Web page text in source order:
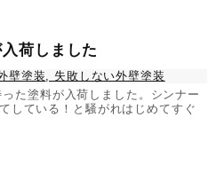
荷しました
壁塗装
失敗しない外壁塗装
た塗料が入荷しました。シンナー
している！と騒がれはじめてすぐ